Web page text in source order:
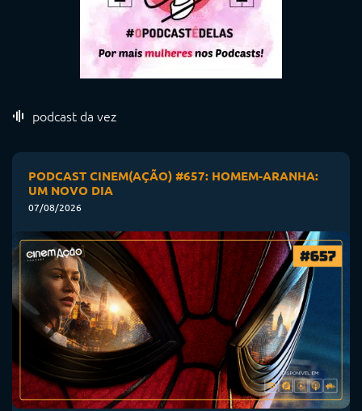
podcast da vez
PODCAST CINEM(AÇÃO) #657: HOMEM-ARANHA:
UM NOVO DIA
07/08/2026